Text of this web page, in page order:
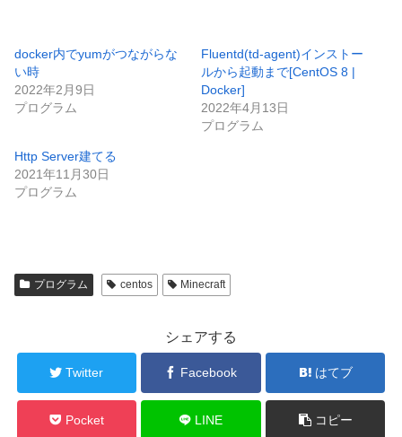
docker内でyumがつながらな
い時
2022年2月9日
プログラム
Fluentd(td-agent)インストー
ルから起動まで[CentOS 8 |
Docker]
2022年4月13日
プログラム
Http Server建てる
2021年11月30日
プログラム
プログラム centos Minecraft
シェアする
Twitter Facebook はてブ
Pocket LINE コピー